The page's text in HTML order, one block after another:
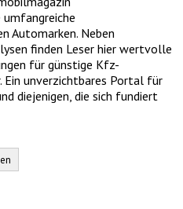
Automarken. Neben
finden Leser hier wertvolle
für günstige Kfz-
Ein unverzichtbares Portal für
diejenigen, die sich fundiert